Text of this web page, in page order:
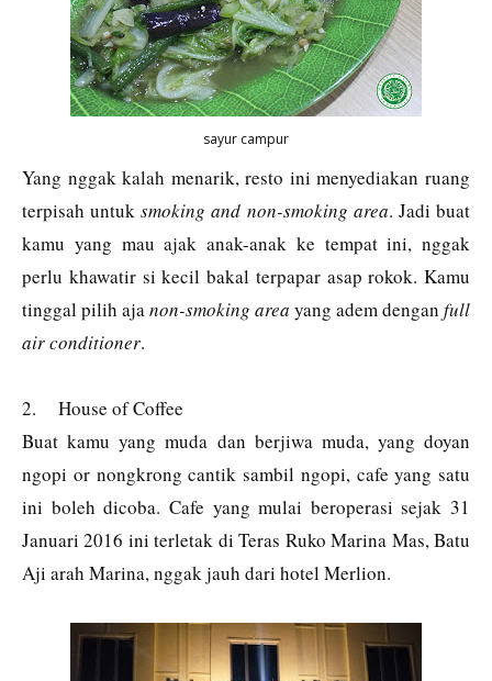
sayur campur
Yang nggak kalah menarik, resto ini menyediakan ruang
terpisah untuksmoking and non-smoking area. Jadi buat
kamu yang mau ajak anak-anak ke tempat ini, nggak
perlu khawatir si kecil bakal terpapar asap rokok. Kamu
tinggal pilih ajanon-smoking area yang adem dengan full
air conditioner.
2.
House of Coffee
Buat kamu yang muda dan berjiwa muda, yang doyan
ngopi or nongkrong cantik sambil ngopi, cafe yang satu
ini boleh dicoba. Cafe yang mulai beroperasi sejak 31
Januari 2016 ini terletak di Teras Ruko Marina Mas, Batu
Aji arah Marina, nggak jauh dari hotel Merlion.